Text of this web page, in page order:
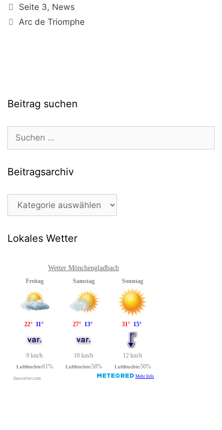
Kategorien
Seite 3, News
Schlagwörter
Arc de Triomphe
Beitrag suchen
Suchen
nach:
Beitragsarchiv
Beitragsarchiv
Lokales Wetter
Wetter Mönchengladbach